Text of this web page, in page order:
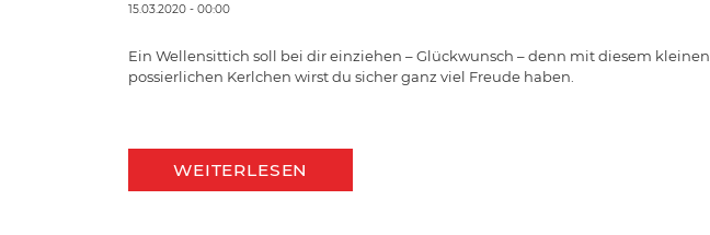
15.03.2020 - 00:00
Ein Wellensittich soll bei dir einziehen – Glückwunsch – denn mit diesem kleinen
possierlichen Kerlchen wirst du sicher ganz viel Freude haben.
WEITERLESEN